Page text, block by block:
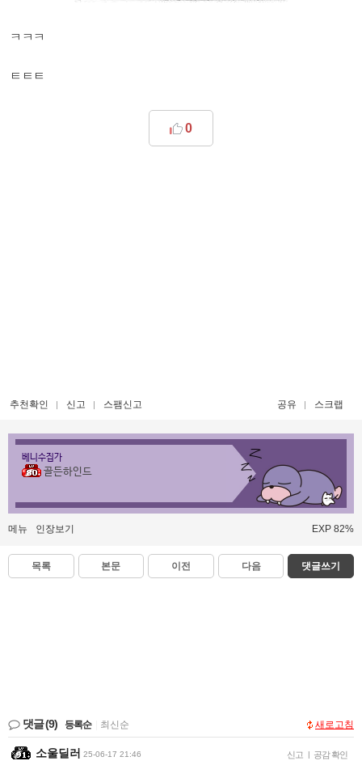
ㅋㅋㅋ
ㅌㅌㅌ
0
추천확인 신고 스팸신고 공유 스크랩
베니수집가
골든하인드
메뉴 인장보기 EXP 82%
목록 본문 이전 다음 댓글쓰기
댓글(9) 등록순 최신순 새로고침
소울딜러 25-06-17 21:46 신고 | 공감 확인